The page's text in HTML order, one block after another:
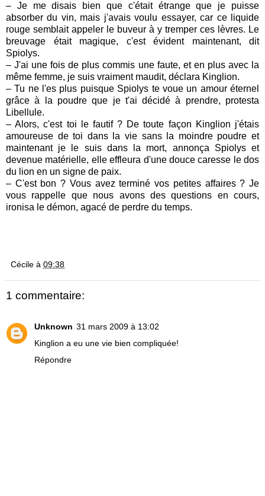
– Je me disais bien que c'était étrange que je puisse
absorber du vin, mais j'avais voulu essayer, car ce liquide
rouge semblait appeler le buveur à y tremper ces lèvres. Le
breuvage était magique, c'est évident maintenant, dit
Spiolys.
– J'ai une fois de plus commis une faute, et en plus avec la
même femme, je suis vraiment maudit, déclara Kinglion.
– Tu ne l'es plus puisque Spiolys te voue un amour éternel
grâce à la poudre que je t'ai décidé à prendre, protesta
Libellule.
– Alors, c'est toi le fautif ? De toute façon Kinglion j'étais
amoureuse de toi dans la vie sans la moindre poudre et
maintenant je le suis dans la mort, annonça Spiolys et
devenue matérielle, elle effleura d'une douce caresse le dos
du lion en un signe de paix.
– C'est bon ? Vous avez terminé vos petites affaires ? Je
vous rappelle que nous avons des questions en cours,
ironisa le démon, agacé de perdre du temps.
Cécile à 09:38
1 commentaire:
Unknown 31 mars 2009 à 13:02
Kinglion a eu une vie bien compliquée!
Répondre